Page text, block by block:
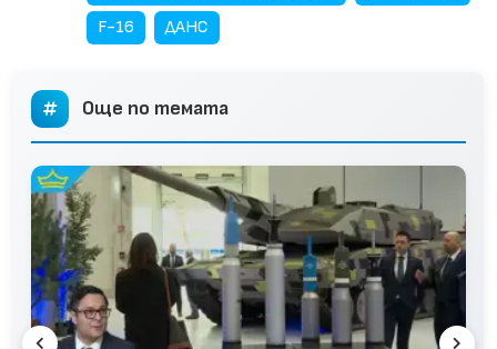
F-16
ДАНС
Още по темата